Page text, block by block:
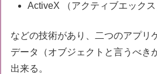
ActiveX （アクティブエックス
などの技術があり、二つのアプリ
データ（オブジェクトと言うべき
出来る。